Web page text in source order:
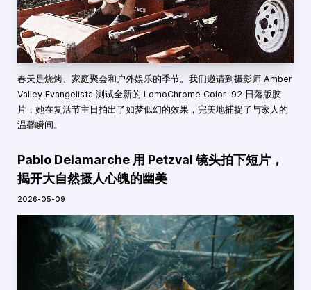
春天是烧烤、家庭聚会和户外娱乐的季节。我们邀请到摄影师 Amber
Valley Evangelista 测试全新的 LomoChrome Color '92 日落版胶
片，她在复活节主日拍出了如梦似幻的效果，完美地捕捉了与家人的
温馨瞬间。
Pablo Delamarche 用 Petzval 镜头拍下短片，
揭开大自然摄人心魄的幽美
2026-05-09